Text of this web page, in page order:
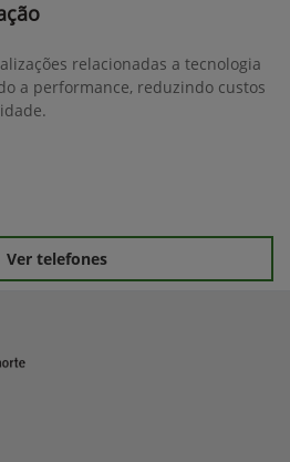
relacionadas a tecnologia
a performance, reduzindo custos
Ver telefones